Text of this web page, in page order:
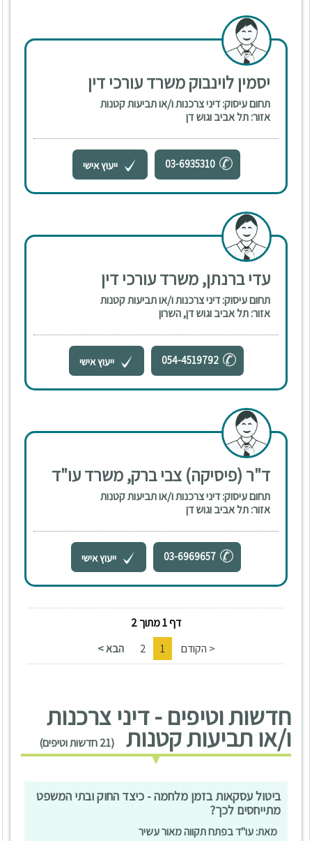
יסמין לוינבוק משרד עורכי דין
תחום עיסוק: דיני צרכנות ו/או תביעות קטנות
אזור: תל אביב וגוש דן
03-6935310 ייעוץ אישי
עדי ברנתן, משרד עורכי דין
תחום עיסוק: דיני צרכנות ו/או תביעות קטנות
אזור: תל אביב וגוש דן, השרון
054-4519792 ייעוץ אישי
ד"ר (פיסיקה) צבי ברק, משרד עו"ד
תחום עיסוק: דיני צרכנות ו/או תביעות קטנות
אזור: תל אביב וגוש דן
03-6969657 ייעוץ אישי
דף 1 מתוך 2
< הקודם
1
2 הבא >
חדשות וטיפים - דיני צרכנות
ו/או תביעות קטנות (21 חדשות וטיפים)
ביטול עסקאות בזמן מלחמה - כיצד החוק ובתי המשפט
מתייחסים לכך?
מאת: עו"ד בפתח תקווה מאור עשיר